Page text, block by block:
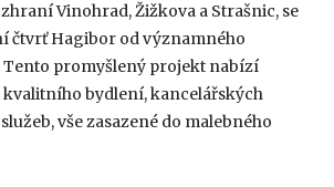
Vinohrad, Žižkova a Strašnic, se
čtvrť Hagibor od významného
Tento promyšlený projekt nabízí
bydlení, kancelářských
vše zasazené do malebného